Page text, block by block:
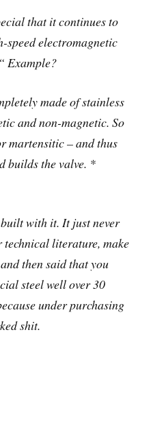
that it continues to
electromagnetic
Example?
made of stainless
and non-magnetic. So
martensitic – and thus
builds the valve. *
built with it. It just never
literature, make
then said that you
steel well over 30
under purchasing
shit.